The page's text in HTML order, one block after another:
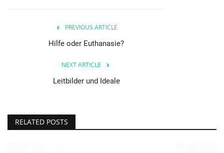
PREVIOUS ARTICLE
Hilfe oder Euthanasie?
NEXT ARTICLE
Leitbilder und Ideale
RELATED POSTS